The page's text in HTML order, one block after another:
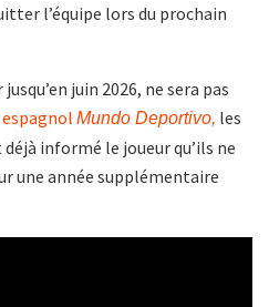
l’équipe lors du prochain
juin 2026, ne sera pas
espagnol Mundo Deportivo, les
informé le joueur qu’ils ne
une année supplémentaire